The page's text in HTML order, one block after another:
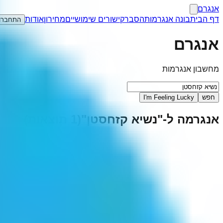
אנגרם
דף הביתבונה אנגרמותהסברקישורים שימושייםמחירוןאודות
אנגרם
מחשבון אנגרמות
חפש I'm Feeling Lucky
אנגרמה ל-"נשיא קזחסטן